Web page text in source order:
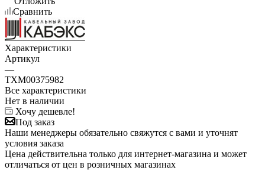
Сравнить
Характеристики
Артикул
—
ТХМ00375982
Все характеристики
Нет в наличии
Хочу дешевле!
Под заказ
Наши менеджеры обязательно свяжутся с вами и уточнят
условия заказа
Цена действительна только для интернет-магазина и может
отличаться от цен в розничных магазинах